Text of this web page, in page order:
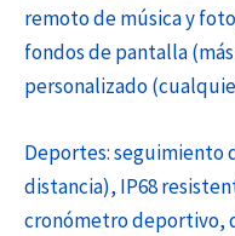
remoto de música y
fondos de pantalla
personalizado
Deportes: seguimiento
distancia), IP68
cronómetro deportivo,